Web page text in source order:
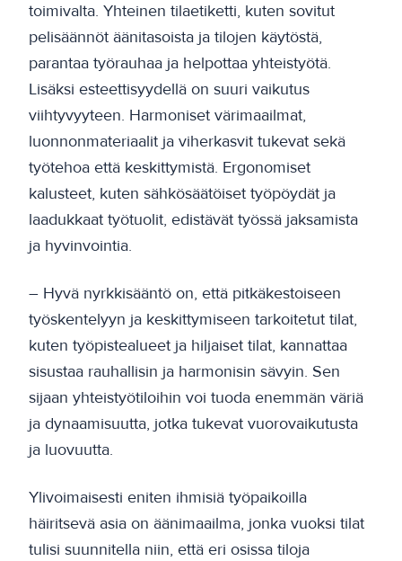
toimivalta. Yhteinen tilaetiketti, kuten sovitut
pelisäännöt äänitasoista ja tilojen käytöstä,
parantaa työrauhaa ja helpottaa yhteistyötä.
Lisäksi esteettisyydellä on suuri vaikutus
viihtyvyyteen. Harmoniset värimaailmat,
luonnonmateriaalit ja viherkasvit tukevat sekä
työtehoa että keskittymistä. Ergonomiset
kalusteet, kuten sähkösäätöiset työpöydät ja
laadukkaat työtuolit, edistävät työssä jaksamista
ja hyvinvointia.
– Hyvä nyrkkisääntö on, että pitkäkestoiseen
työskentelyyn ja keskittymiseen tarkoitetut tilat,
kuten työpistealueet ja hiljaiset tilat, kannattaa
sisustaa rauhallisin ja harmonisin sävyin. Sen
sijaan yhteistyötiloihin voi tuoda enemmän väriä
ja dynaamisuutta, jotka tukevat vuorovaikutusta
ja luovuutta.
Ylivoimaisesti eniten ihmisiä työpaikoilla
häiritsevä asia on äänimaailma, jonka vuoksi tilat
tulisi suunnitella niin, että eri osissa tiloja